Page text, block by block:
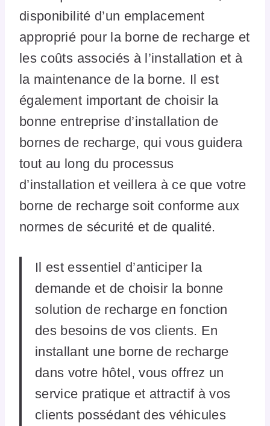
disponibilité d’un emplacement
approprié pour la borne de recharge et
les coûts associés à l’installation et à
la maintenance de la borne. Il est
également important de choisir la
bonne entreprise d’installation de
bornes de recharge, qui vous guidera
tout au long du processus
d’installation et veillera à ce que votre
borne de recharge soit conforme aux
normes de sécurité et de qualité.
Il est essentiel d’anticiper la
demande et de choisir la bonne
solution de recharge en fonction
des besoins de vos clients. En
installant une borne de recharge
dans votre hôtel, vous offrez un
service pratique et attractif à vos
clients possédant des véhicules